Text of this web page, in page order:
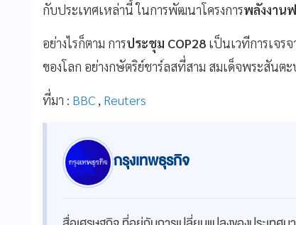
กับประเทศเหล่านี้ ในการพัฒนาโครงการพลังงาน
อย่างไรก็ตาม การประชุม COP28 เป็นเวทีการเจร
ของโลก อย่างกษัตริย์ชาร์ลสที่สาม สมเด็จพระสันต
ที่มา : BBC , Reuters
กรุงเทพธุรกิจ